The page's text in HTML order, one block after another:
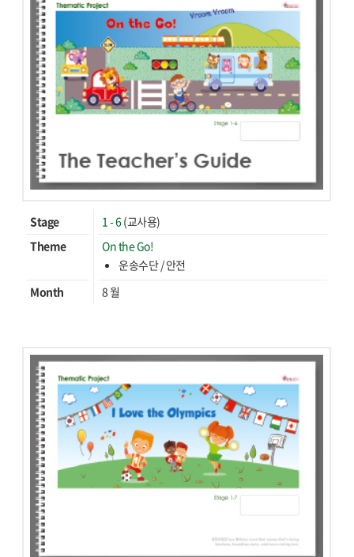
Stage 1 - 6(교사용)
Theme
On the Go!
운송수단 / 안전
Month
8 월